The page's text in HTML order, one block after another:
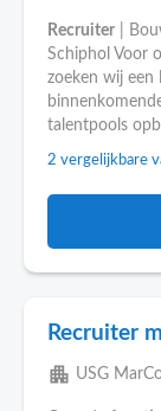
Recruiter |
Schiphol Voor
zoeken wij een
talentpools
2 vergelijkbare
Recruiter
apartment USG